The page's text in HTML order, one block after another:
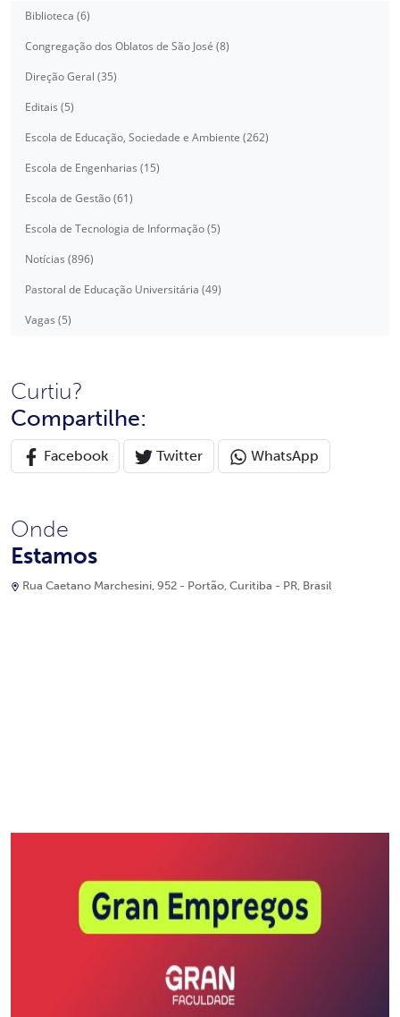
Biblioteca (6)
Congregação dos Oblatos de São José (8)
Direção Geral (35)
Editais (5)
Escola de Educação, Sociedade e Ambiente (262)
Escola de Engenharias (15)
Escola de Gestão (61)
Escola de Tecnologia de Informação (5)
Notícias (896)
Pastoral de Educação Universitária (49)
Vagas (5)
Curtiu?
Compartilhe:
Facebook Twitter WhatsApp
Onde
Estamos
Rua Caetano Marchesini, 952 - Portão, Curitiba - PR, Brasil